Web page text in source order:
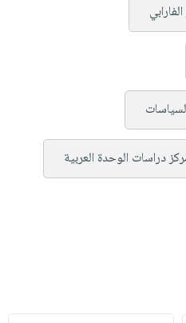
دراسات الوحدة العربية